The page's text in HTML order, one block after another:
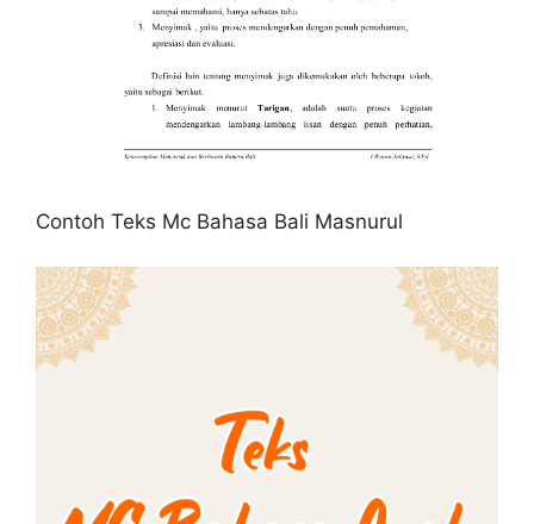
Contoh Teks Mc Bahasa Bali Masnurul